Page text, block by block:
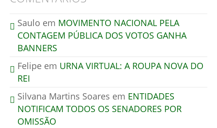
Saulo em MOVIMENTO NACIONAL PELA
CONTAGEM PÚBLICA DOS VOTOS GANHA
BANNERS
Felipe em URNA VIRTUAL: A ROUPA NOVA DO
REI
Silvana Martins Soares em ENTIDADES
NOTIFICAM TODOS OS SENADORES POR
OMISSÃO